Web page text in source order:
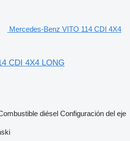
Mercedes-Benz VITO 114 CDI 4X4
CDI 4X4 LONG
diésel Configuración del eje